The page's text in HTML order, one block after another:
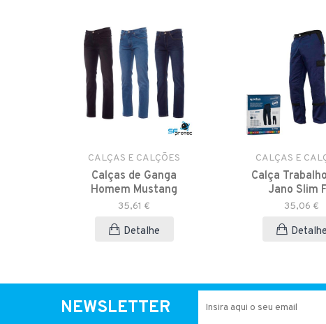
CALÇAS E CALÇÕES
Calças de Ganga
Homem Mustang
35,61 €
Detalhe
CALÇAS E
Calça
Jano Slim
35,06 €
Detalhe
NEWSLETTER